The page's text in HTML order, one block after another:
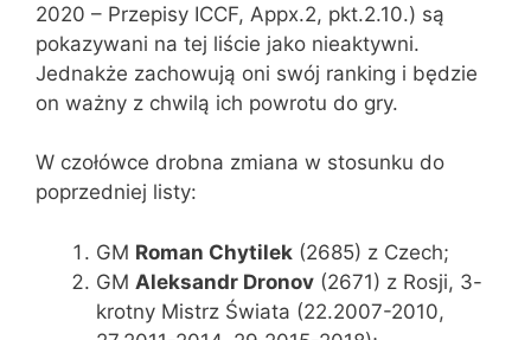
2020 – Przepisy ICCF, Appx.2, pkt.2.10.) są
pokazywani na tej liście jako nieaktywni.
Jednakże zachowują oni swój ranking i będzie
on ważny z chwilą ich powrotu do gry.
W czołówce drobna zmiana w stosunku do
poprzedniej listy:
GM Roman Chytilek (2685) z Czech;
GM Aleksandr Dronov (2671) z Rosji, 3-
krotny Mistrz Świata (22.2007-2010,